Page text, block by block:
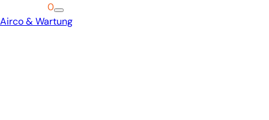
0
Airco & Wartung